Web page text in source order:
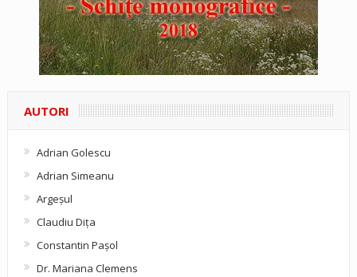
AUTORI
Adrian Golescu
Adrian Simeanu
Argeşul
Claudiu Diţa
Constantin Pașol
Dr. Mariana Clemens